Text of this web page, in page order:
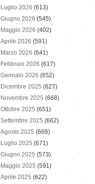
Luglio 2026 (613)
Giugno 2026 (545)
Maggio 2026 (402)
Aprile 2026 (591)
Marzo 2026 (641)
Febbraio 2026 (617)
Gennaio 2026 (652)
Dicembre 2025 (627)
Novembre 2025 (668)
Ottobre 2025 (651)
Settembre 2025 (662)
Agosto 2025 (669)
Luglio 2025 (671)
Giugno 2025 (573)
Maggio 2025 (591)
Aprile 2025 (622)